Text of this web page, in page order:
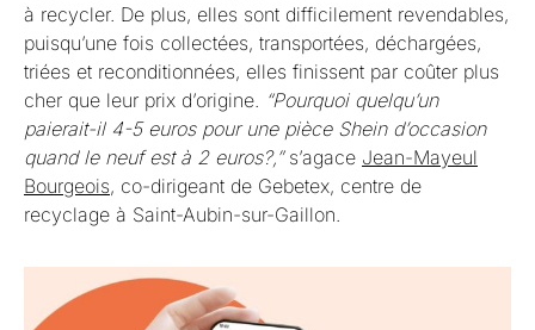
à recycler. De plus, elles sont difficilement revendables,
puisqu’une fois collectées, transportées, déchargées,
triées et reconditionnées, elles finissent par coûter plus
cher que leur prix d’origine. “Pourquoi quelqu’un
paierait-il 4-5 euros pour une pièce Shein d’occasion
quand le neuf est à 2 euros?,”s’agace Jean-Mayeul
Bourgeois, co-dirigeant de Gebetex, centre de
recyclage à Saint-Aubin-sur-Gaillon.